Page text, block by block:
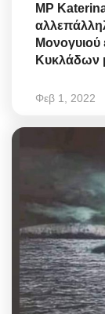
MP
Μονογυιού
Κυκλάδων
Φεβ 1, 2022